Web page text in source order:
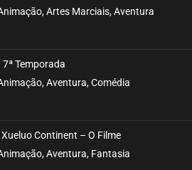
11
10
09
Artes Marciais, Aventura
Temporada
Aventura, Comédia
Continent – O Filme
Aventura, Fantasia